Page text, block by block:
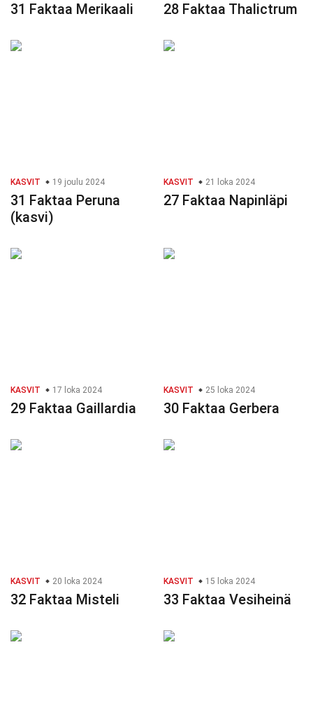
31 Faktaa Merikaali 28 Faktaa Thalictrum
KASVIT 19 joulu 2024
31 Faktaa Peruna
(kasvi)
KASVIT 21 loka 2024
27 Faktaa Napinläpi
KASVIT 17 loka 2024
29 Faktaa Gaillardia
KASVIT 25 loka 2024
30 Faktaa Gerbera
KASVIT 20 loka 2024
32 Faktaa Misteli
KASVIT 15 loka 2024
33 Faktaa Vesiheinä